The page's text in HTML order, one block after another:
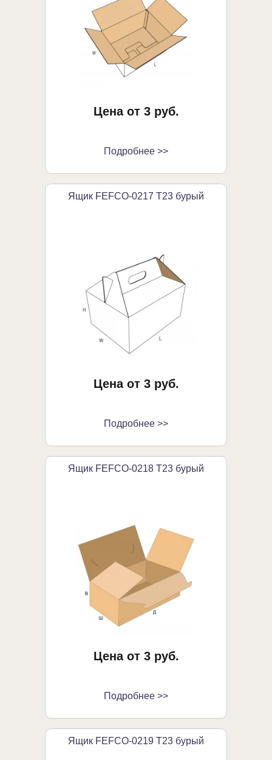
Цена от 3 руб.
Подробнее >>
Ящик FEFCO-0217 Т23 бурый
Цена от 3 руб.
Подробнее >>
Ящик FEFCO-0218 Т23 бурый
Цена от 3 руб.
Подробнее >>
Ящик FEFCO-0219 Т23 бурый